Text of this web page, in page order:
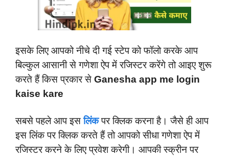
इसके लिए आपको नीचे दी गई स्टेप को फॉलो करके आप
बिल्कुल आसानी से गणेशा ऐप में रजिस्टर करेंगे तो आइए शुरू
करते हैं किस प्रकार से Ganesha app me login
kaise kare
सबसे पहले आप इसलिंकपर क्लिक करना है। जैसे ही आप
इस लिंक पर क्लिक करते हैं तो आपको सीधा गणेशा ऐप में
रजिस्टर करने के लिए प्रवेश करेगी। आपकी स्क्रीन पर